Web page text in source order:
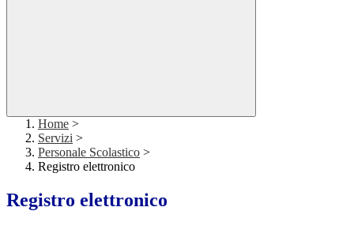
Home >
Servizi >
Personale Scolastico >
Registro elettronico
Registro elettronico